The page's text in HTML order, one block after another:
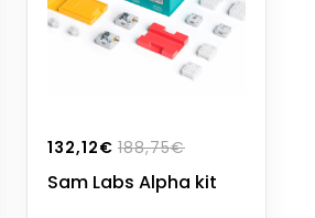
188,75€
132,12€
Sam Labs Alpha kit